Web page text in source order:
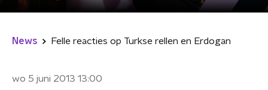
News Felle reacties op Turkse rellen en Erdogan
wo 5 juni 2013 13:00